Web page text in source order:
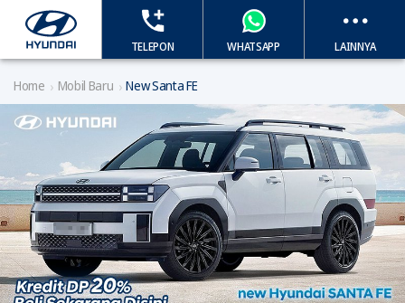
TELEPON WHATSAPP LAINNYA
Home Mobil Baru New Santa FE